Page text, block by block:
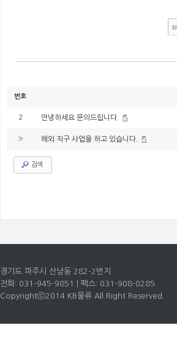
번호
2 안녕하세요 문의드립니다.
» 해외 직구 사업을 하고 있습니다.
검색
경기도 파주시 산남동 282-2번지
전화: 031-945-9851 | 팩스: 031-908-0285
Copyrightⓒ2014 KB물류 All Right Reserved.